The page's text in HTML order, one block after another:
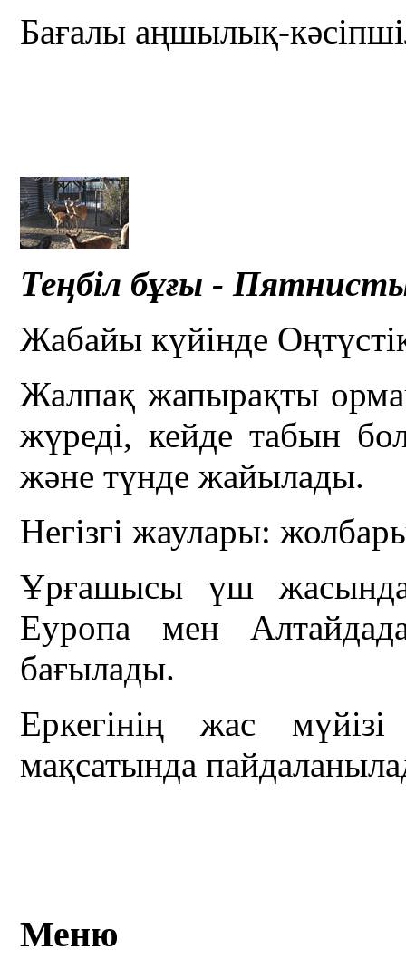
Бағалы аңшылық-
Теңбіл бұғы -
Жабайы күйінде
Жалпақ жапырақты
жүреді, кейде табын
және түнде жайылады.
Негізгі жаулары:
Ұрғашысы үш жасында,
Еуропа мен
бағылады.
Еркегінің жас
мақсатында
Меню